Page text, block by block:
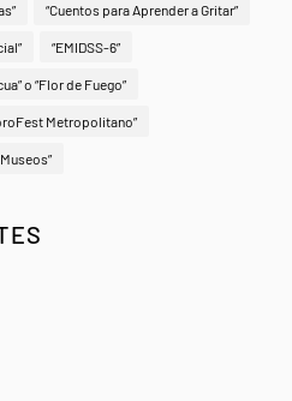
“Cuentos para Aprender a Gritar”
“EMIDSS-6”
o “Flor de Fuego”
Metropolitano”